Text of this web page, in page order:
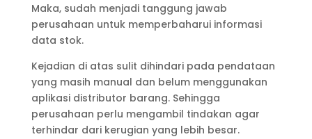
Maka, sudah menjadi tanggung jawab
perusahaan untuk memperbaharui informasi
data stok.
Kejadian di atas sulit dihindari pada pendataan
yang masih manual dan belum menggunakan
aplikasi distributor barang. Sehingga
perusahaan perlu mengambil tindakan agar
terhindar dari kerugian yang lebih besar.